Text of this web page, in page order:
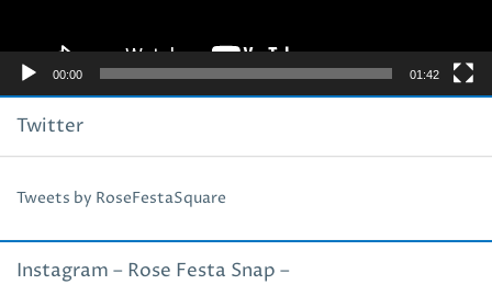
00:00 01:42
Twitter
Tweets by RoseFestaSquare
Instagram – Rose Festa Snap –